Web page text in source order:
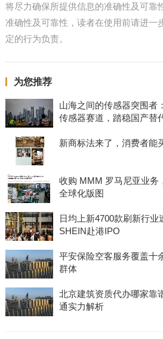
将尽力确保所提供信息的准确性及可靠
准确性及可靠性，读者在使用前请进一
定的行为负责。
为您推荐
山海之间的传感器突围者
传感器赛道，踏稳国产替
新商标法来了，消费者能
收购 MMM 罗马尼亚业务
全球化版图
日均上新4700款刷新行
SHEIN赴港IPO
平安保险空客服务覆盖十
群体
北京建筑资质代办哪家靠
通实力解析